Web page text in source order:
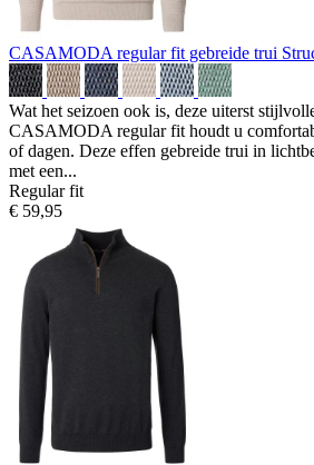
CASAMODA regular fit gebreide trui
Wat het seizoen ook is, deze uiterst
CASAMODA regular fit houdt u
of dagen. Deze effen gebreide trui in
met een...
Regular fit
€ 59,95